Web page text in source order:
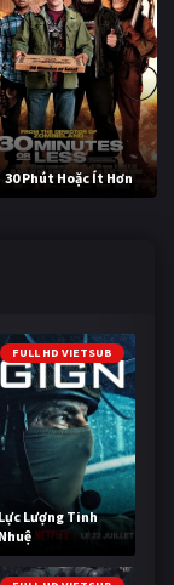
30 Phút Hoặc Ít Hơn
FULL HD VIETSUB
Lực Lượng Tinh
Nhuệ